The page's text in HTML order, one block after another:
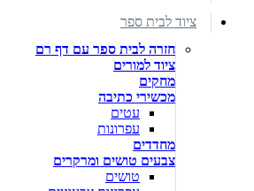
ציוד לבית ספר
חזרה לבית ספר עם דף רם
ציוד למורים
מחקים
מכשירי כתיבה
עטים
עפרונות
מחדדים
צבעים טושים ומרקרים
טושים